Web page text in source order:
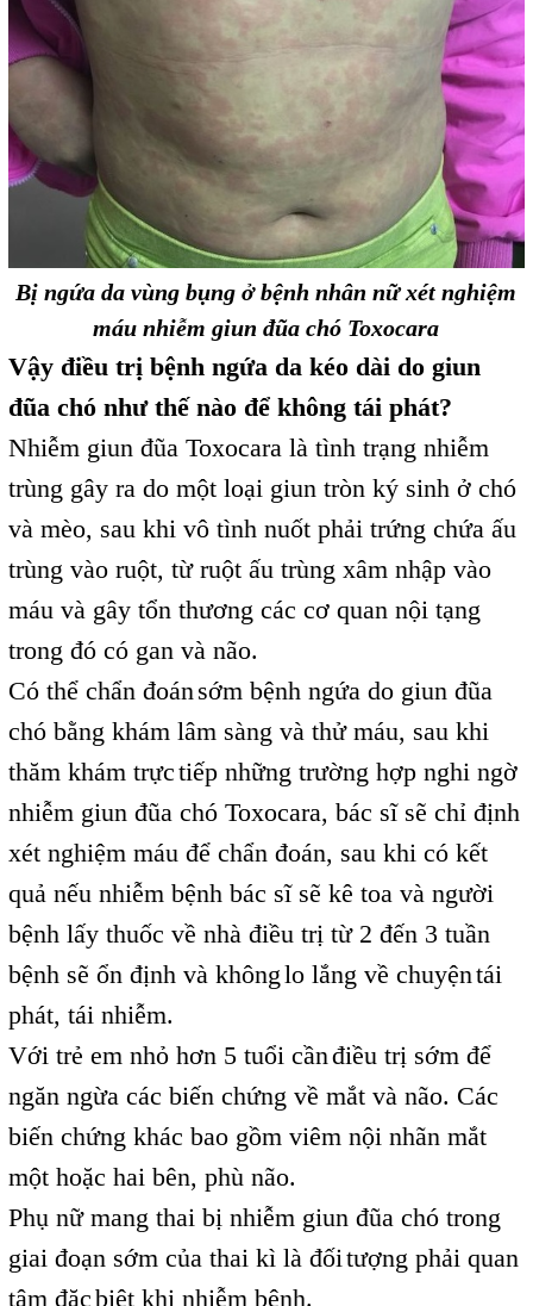
Bị ngứa da vùng bụng ở bệnh nhân nữ xét nghiệm
máu nhiễm giun đũa chó Toxocara
Vậy điều trị bệnh ngứa da kéo dài do giun
đũa chó như thế nào để không tái phát?
Nhiễm giun đũa Toxocara là tình trạng nhiễm
trùng gây ra do một loại giun tròn ký sinh ở chó
và mèo, sau khi vô tình nuốt phải trứng chứa ấu
trùng vào ruột, từ ruột ấu trùng xâm nhập vào
máu và gây tổn thương các cơ quan nội tạng
trong đó có gan và não.
Có thể chẩn đoán, sớm bệnh ngứa do giun đũa
chó bằng khám lâm sàng và thử máu, sau khi
thăm khám trựctiếp những trường hợp nghi ngờ
nhiễm giun đũa chó Toxocara, bác sĩ sẽ chỉ định
xét nghiệm máu để chẩn đoán, sau khi có kết
quả nếu nhiễm bệnh bác sĩ sẽ kê toa và người
bệnh lấy thuốc về nhà điều trị từ 2 đến 3 tuần
bệnh sẽ ổn định và khônglo lắng về chuyện,tái
phát, tái nhiễm.
Với trẻ em nhỏ hơn 5 tuổi cần,điều trị sớm để
ngăn ngừa các biến chứng về mắt và não. Các
biến chứng khác bao gồm viêm nội nhãn mắt
một hoặc hai bên, phù não.
Phụ nữ mang thai bị nhiễm giun đũa chó trong
giai đoạn sớm của thai kì là đối,tượng phải quan
tâm đặcbiệt khi nhiễm bệnh.